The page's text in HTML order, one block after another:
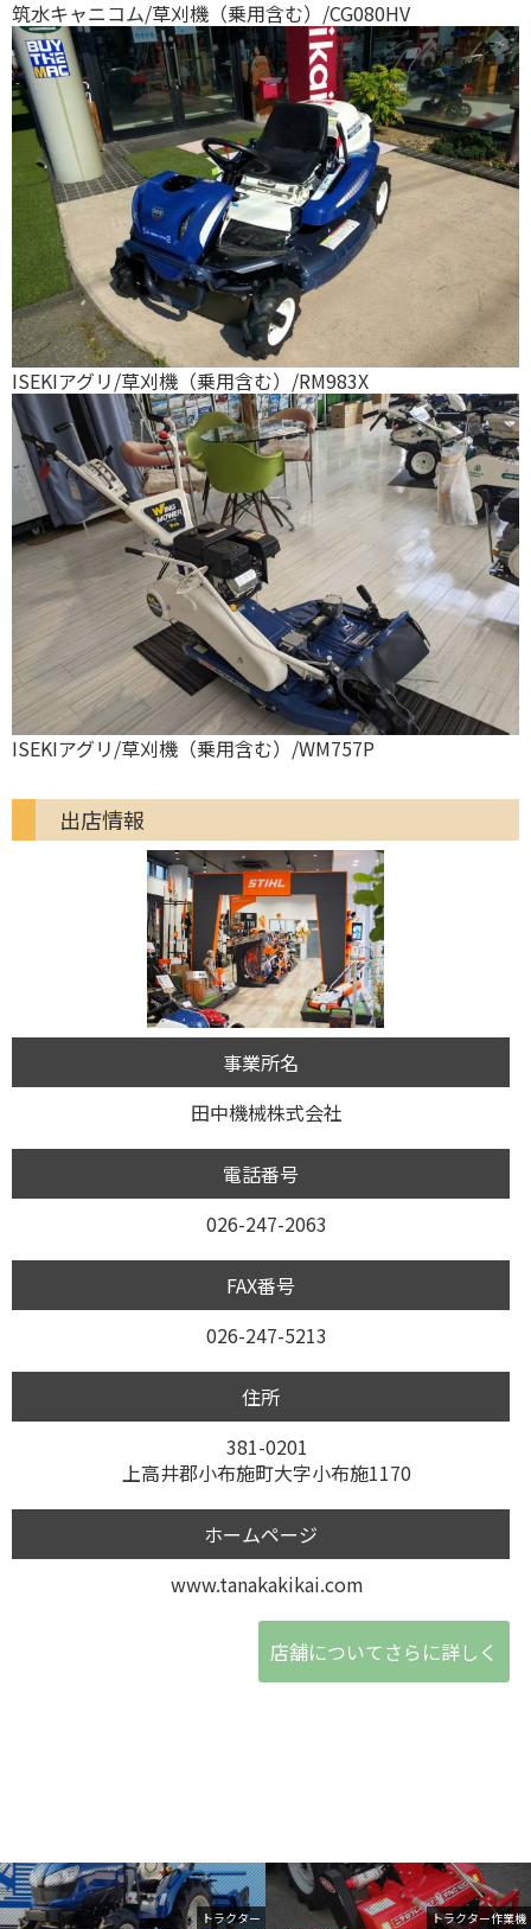
トラクター トラクター作業機
筑水キャニコム/草刈機（乗用含む）/CG080HV
ISEKIアグリ/草刈機（乗用含む）/RM983X
ISEKIアグリ/草刈機（乗用含む）/WM757P
出店情報
事業所名
田中機械株式会社
電話番号
026-247-2063
FAX番号
026-247-5213
住所
381-0201
上高井郡小布施町大字小布施1170
ホームページ
www.tanakakikai.com
店舗についてさらに詳しく